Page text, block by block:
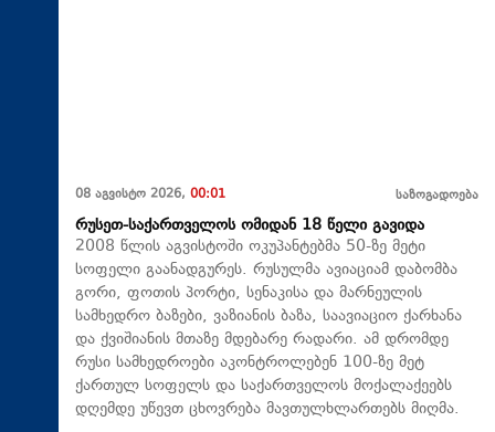
08 აგვისტო 2026, 00:01 საზოგადოება
რუსეთ-საქართველოს ომიდან 18 წელი გავიდა
2008 წლის აგვისტოში ოკუპანტებმა 50-ზე მეტი
სოფელი გაანადგურეს. რუსულმა ავიაციამ დაბომბა
გორი, ფოთის პორტი, სენაკისა და მარნეულის
სამხედრო ბაზები, ვაზიანის ბაზა, საავიაციო ქარხანა
და ქვიშიანის მთაზე მდებარე რადარი. ამ დრომდე
რუსი სამხედროები აკონტროლებენ 100-ზე მეტ
ქართულ სოფელს და საქართველოს მოქალაქეებს
დღემდე უწევთ ცხოვრება მავთულხლართებს მიღმა.